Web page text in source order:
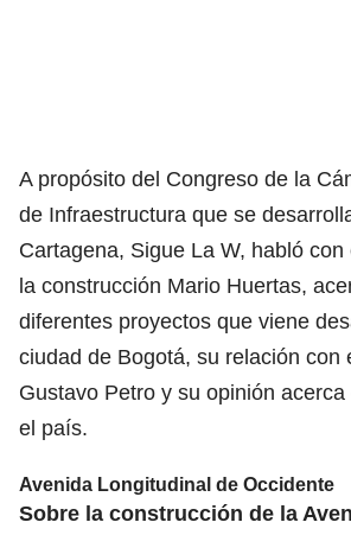
A propósito del Congreso de la
de Infraestructura que se
Cartagena, Sigue La W, habló
la construcción Mario Huertas,
diferentes proyectos que viene
ciudad de Bogotá, su relación con
Gustavo Petro y su opinión
el país.
Avenida Longitudinal de Occidente
Sobre la construcción de la